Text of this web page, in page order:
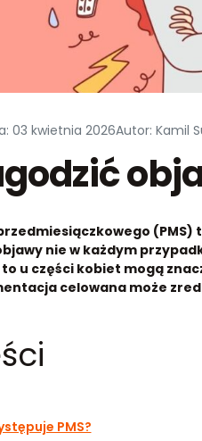
03 kwietnia 2026Autor: Kamil
nie w każdym
u części kobiet mogą
celowana może
PMS?